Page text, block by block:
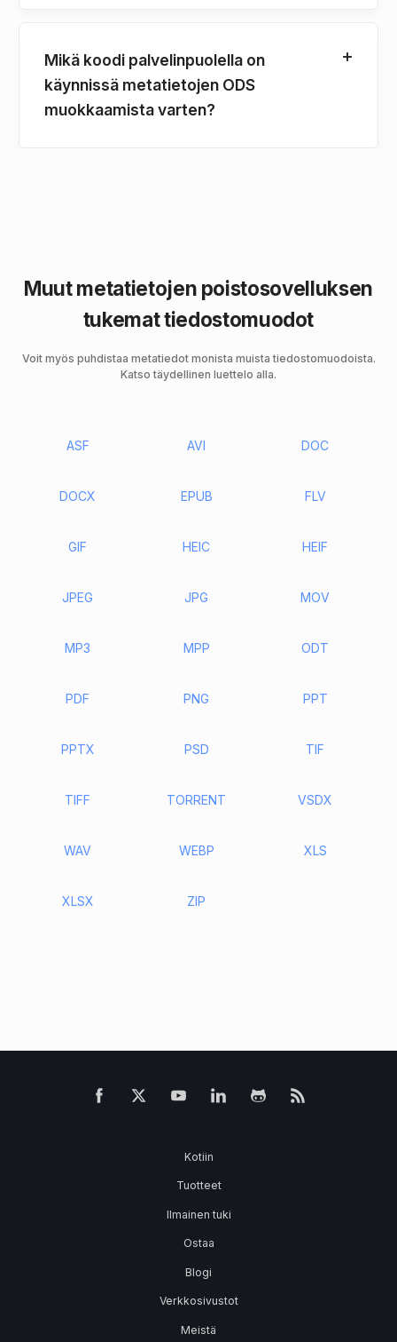
Mikä koodi palvelinpuolella on
käynnissä metatietojen ODS
muokkaamista varten?
Muut metatietojen poistosovelluksen
tukemat tiedostomuodot
Voit myös puhdistaa metatiedot monista muista tiedostomuodoista.
Katso täydellinen luettelo alla.
ASF AVI DOC
DOCX EPUB FLV
GIF HEIC HEIF
JPEG JPG MOV
MP3 MPP ODT
PDF PNG PPT
PPTX PSD TIF
TIFF TORRENT VSDX
WAV WEBP XLS
XLSX ZIP
Kotiin
Tuotteet
Ilmainen tuki
Ostaa
Blogi
Verkkosivustot
Meistä